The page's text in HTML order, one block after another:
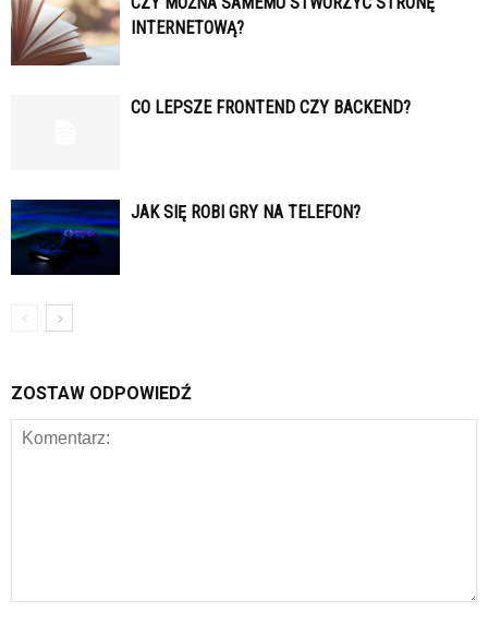
INTERNETOWĄ?
CO LEPSZE FRONTEND CZY BACKEND?
JAK SIĘ ROBI GRY NA TELEFON?
ZOSTAW ODPOWIEDŹ